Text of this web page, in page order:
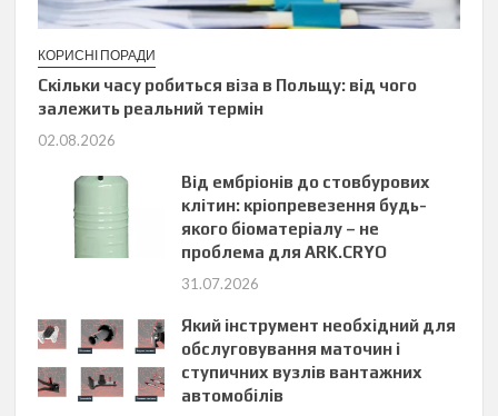
КОРИСНІ ПОРАДИ
Скільки часу робиться віза в Польщу: від чого
залежить реальний термін
02.08.2026
Від ембріонів до стовбурових
клітин: кріопревезення будь-
якого біоматеріалу – не
проблема для ARK.CRYO
31.07.2026
Який інструмент необхідний для
обслуговування маточин і
ступичних вузлів вантажних
автомобілів